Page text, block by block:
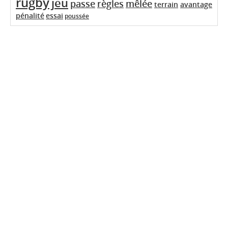
passe règles mêlée terrain avantage
pénalitéessai poussée